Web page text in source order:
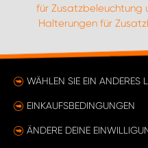
für Zusatzbeleuchtung
Halterungen für
WÄHLEN SIE EIN ANDERES
EINKAUFSBEDINGUNGEN
ÄNDERE DEINE